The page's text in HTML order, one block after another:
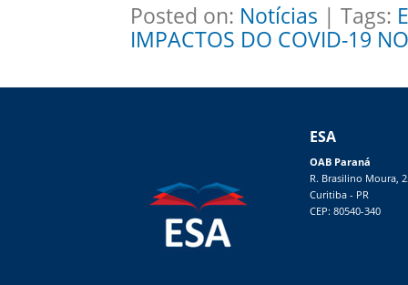
Posted on: Notícias | Tags:
IMPACTOS DO COVID-19
ESA
OAB Paraná
R. Brasilino Moura,
Curitiba - PR
CEP: 80540-340